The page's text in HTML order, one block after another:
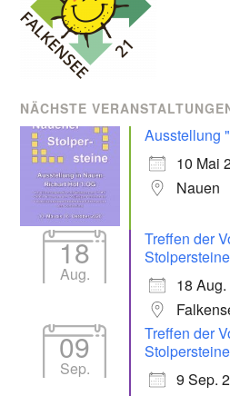
NÄCHSTE
Ausstellung
10 Mai
Nauen
18
Aug.
Treffen der
Stolpersteine
18
09
Sep.
Treffen der
Stolpersteine
9 Sep.